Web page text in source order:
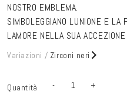
NOSTRO EMBLEMA.
SIMBOLEGGIANO LUNIONE E LA
LAMORE NELLA SUA
Variazioni / Zirconi neri
Variante
esaurita
Avvisami
Quantità
Quantità Diminuisci
- Aumenta
+